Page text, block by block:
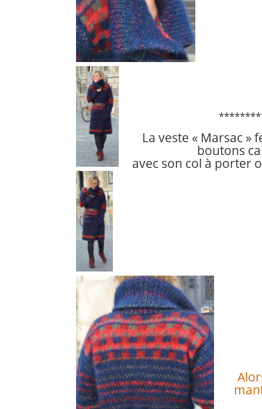
La veste « Marsac »
boutons
avec son col à porter